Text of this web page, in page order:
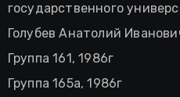
государственного
Голубев Анатолий
Группа 161, 1986г
Группа 165а, 1986г